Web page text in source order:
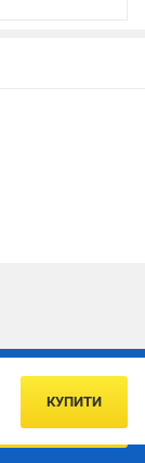
КУПИТИ
та пропозиції
ПІДПИСАТИСЯ